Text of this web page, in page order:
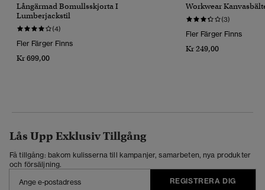
Långärmad Bomullsskjorta I
Lumberjackstil
(4)
Fler Färger Finns
Kr 699,00
Workwear
(3)
Fler Färger Finns
Kr 249,00
Lås Upp Exklusiv Tillgång
Få tillgång: bakom kulisserna till kampanjer, samarbeten, nya produkter
och försäljning.
REGISTRERA DIG